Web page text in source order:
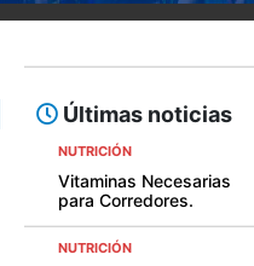
Últimas noticias
NUTRICIÓN
Vitaminas Necesarias
para Corredores.
NUTRICIÓN